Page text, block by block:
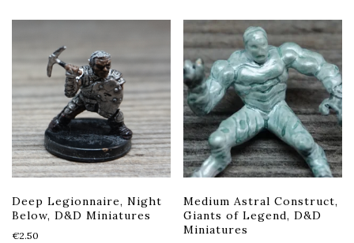
Deep Legionnaire, Night
Below, D&D Miniatures
€2.50
Medium Astral Construct,
Giants of Legend, D&D
Miniatures